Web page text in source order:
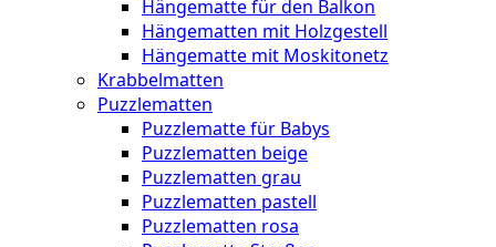
Hängematte für den Balkon
Hängematten mit Holzgestell
Hängematte mit Moskitonetz
Krabbelmatten
Puzzlematten
Puzzlematte für Babys
Puzzlematten beige
Puzzlematten grau
Puzzlematten pastell
Puzzlematten rosa